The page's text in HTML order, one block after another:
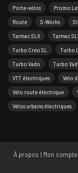
Porte-vélos
Promo
Route
S-Works
Tarmac SL6
Tarmac
Turbo Creo SL
Turbo
Turbo Vado
Turbo
VTT électriques
Vélo
Vélo route électrique
Vélos urbains électriques
À propos | Mon compte